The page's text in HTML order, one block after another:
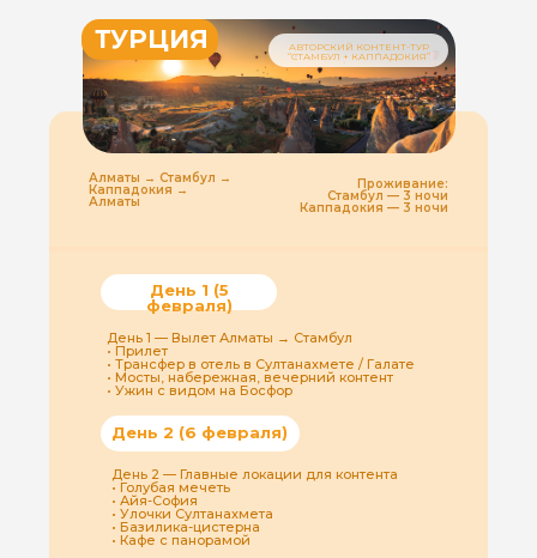
АВТОРСКИЙ КОНТЕНТ-ТУР
“СТАМБУЛ + КАППАДОКИЯ”
День 1 (5
февраля)
День 1 — Вылет Алматы → Стамбул
• Прилет
• Трансфер в отель в Султанахмете / Галате
• Мосты, набережная, вечерний контент
• Ужин с видом на Босфор
День 2 (6 февраля)
День 2 — Главные локации для контента
• Голубая мечеть
• Айя-София
• Улочки Султанахмета
• Базилика-цистерна
• Кафе с панорамой
Алматы → Стамбул →
Каппадокия →
Алматы
Проживание:
Стамбул — 3 ночи
Каппадокия — 3 ночи
ТУРЦИЯ